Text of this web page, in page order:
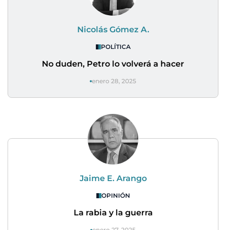
Nicolás Gómez A.
POLÍTICA
No duden, Petro lo volverá a hacer
enero 28, 2025
Jaime E. Arango
OPINIÓN
La rabia y la guerra